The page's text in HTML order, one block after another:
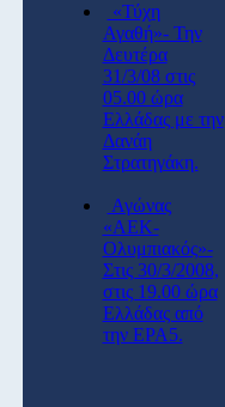
«Τύχη
Αγαθή»- Την
Δευτέρα
31/3/08 στις
05.00 ώρα
Ελλάδας με την
Δανάη
Στρατηγάκη.
Αγώνας
«ΑΕΚ-
Ολυμπιακός»-
Στις 30/3/2008,
στις 19.00 ώρα
Ελλάδας από
την ΕΡΑ5.